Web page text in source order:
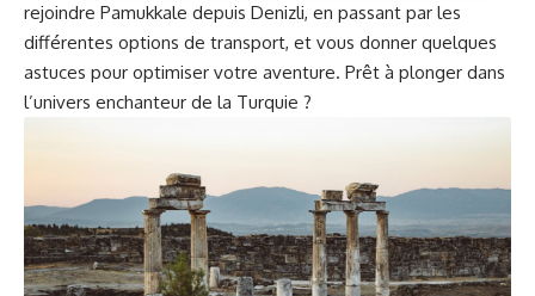
rejoindre Pamukkale depuis Denizli, en passant par les
différentes options de transport, et vous donner quelques
astuces pour optimiser votre aventure. Prêt à plonger dans
l’univers enchanteur de la Turquie ?